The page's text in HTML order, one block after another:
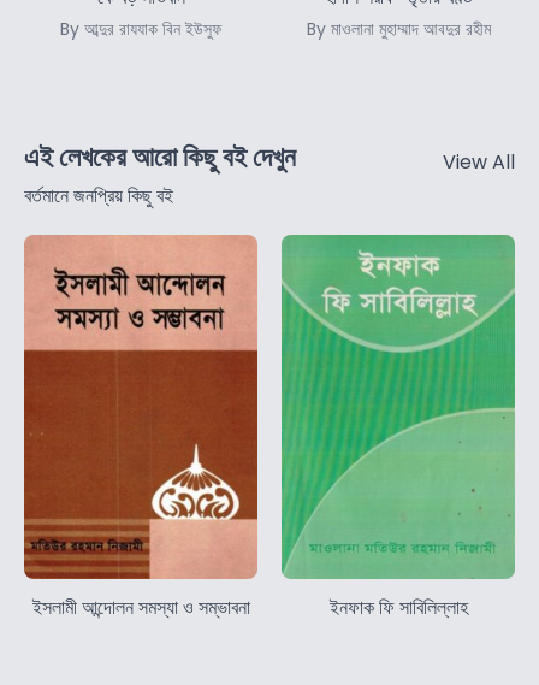
By আব্দুর রাযযাক বিন ইউসুফ By মাওলানা মুহাম্মাদ আবদুর রহীম
এই লেখকের আরো কিছু বই দেখুন
বর্তমানে জনপ্রিয় কিছু বই
View All
ইসলামী আন্দোলন সমস্যা ও সম্ভাবনা ইনফাক ফি সাবিলিল্লাহ